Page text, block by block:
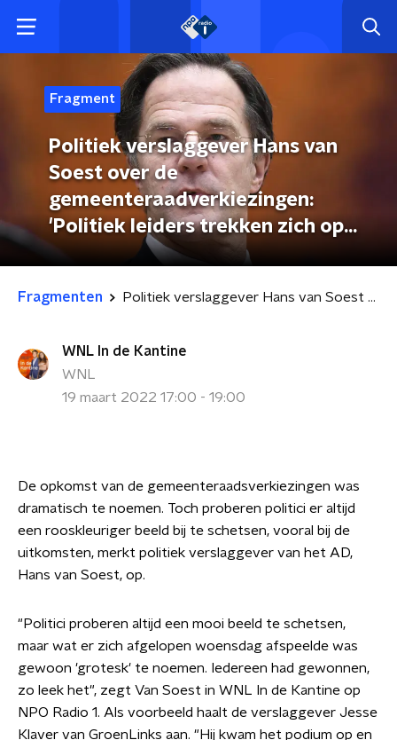
Fragment
Politiek verslaggever Hans van
Soest over de
gemeenteraadverkiezingen:
'Politiek leiders trekken zich op
aan de stoeprand'
Fragmenten Politiek verslaggever Hans van Soest over de gemeenteraadverkiezingen: 'Politiek leiders trekken zich op aan de stoeprand'
WNL In de Kantine
WNL
19 maart 2022 17:00 - 19:00
De opkomst van de gemeenteraadsverkiezingen was
dramatisch te noemen. Toch proberen politici er altijd
een rooskleuriger beeld bij te schetsen, vooral bij de
uitkomsten, merkt politiek verslaggever van het AD,
Hans van Soest, op.
"Politici proberen altijd een mooi beeld te schetsen,
maar wat er zich afgelopen woensdag afspeelde was
gewoon 'grotesk' te noemen. Iedereen had gewonnen,
zo leek het", zegt Van Soest in WNL In de Kantine op
NPO Radio 1. Als voorbeeld haalt de verslaggever Jesse
Klaver van GroenLinks aan. "Hij kwam het podium op en